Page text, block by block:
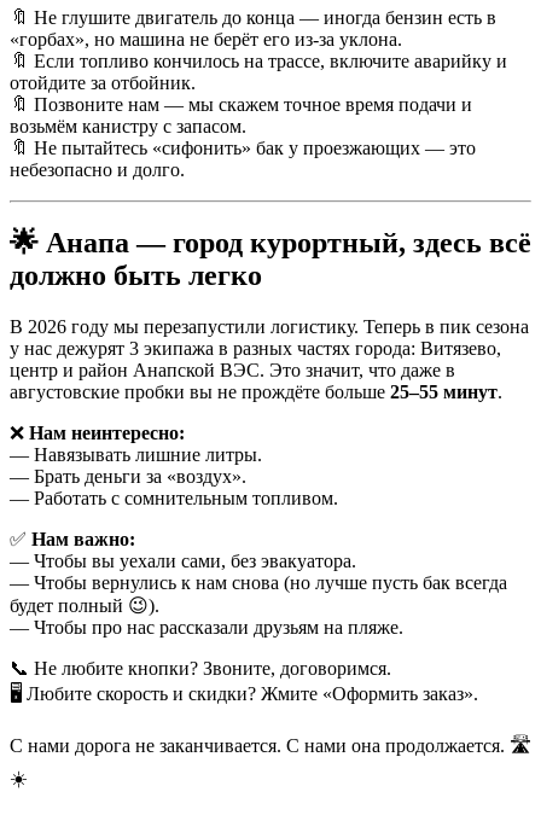
🔖 Не глушите двигатель до конца — иногда бензин есть в
«горбах», но машина не берёт его из-за уклона.
🔖 Если топливо кончилось на трассе, включите аварийку и
отойдите за отбойник.
🔖 Позвоните нам — мы скажем точное время подачи и
возьмём канистру с запасом.
🔖 Не пытайтесь «сифонить» бак у проезжающих — это
небезопасно и долго.
🌟 Анапа — город курортный, здесь всё
должно быть легко
В 2026 году мы перезапустили логистику. Теперь в пик сезона
у нас дежурят 3 экипажа в разных частях города: Витязево,
центр и район Анапской ВЭС. Это значит, что даже в
августовские пробки вы не прождёте больше 25–55 минут.
❌ Нам неинтересно:
— Навязывать лишние литры.
— Брать деньги за «воздух».
— Работать с сомнительным топливом.
✅ Нам важно:
— Чтобы вы уехали сами, без эвакуатора.
— Чтобы вернулись к нам снова (но лучше пусть бак всегда
будет полный 😉).
— Чтобы про нас рассказали друзьям на пляже.
📞 Не любите кнопки? Звоните, договоримся.
🖥 Любите скорость и скидки? Жмите «Оформить заказ».
С нами дорога не заканчивается. С нами она продолжается. 🛣
☀️